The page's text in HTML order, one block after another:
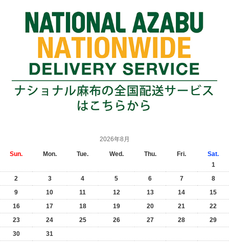
2026年8月
Sun. Mon. Tue. Wed. Thu. Fri.
Sat.
1
2
3 4 5 6 7
8
9
10 11 12 13 14
15
16
17 18 19 20 21
22
23
24 25 26 27 28
29
30
31